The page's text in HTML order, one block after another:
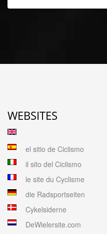
WEBSITES
el sitio de Ciclismo
il sito del Ciclismo
le site du Cyclisme
die Radsportseiten
Cykelsiderne
DeWielersite.com